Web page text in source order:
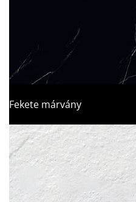
Fekete márvány